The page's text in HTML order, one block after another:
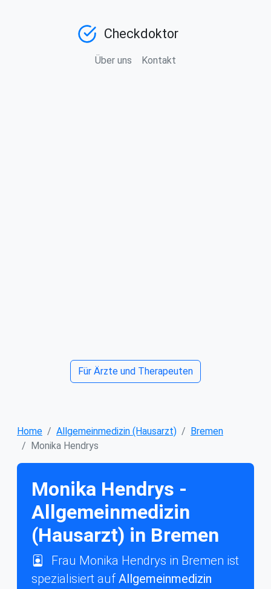
Checkdoktor
Über uns Kontakt
Für Ärzte und Therapeuten
Home Allgemeinmedizin (Hausarzt)
Bremen
Monika Hendrys
Monika Hendrys -
Allgemeinmedizin
(Hausarzt) in Bremen
Frau Monika Hendrys in Bremen ist
spezialisiert aufAllgemeinmedizin